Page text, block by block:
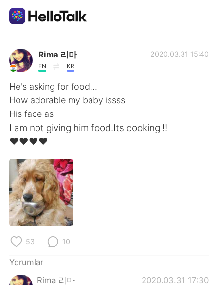
Dil Değişimi Uygulaması
AI Grammar Checker
Türkçe
繁體中文
العربية
Deutsch
한국어
Rima 리마
EN KR
2020.03.31 15:40
He's asking for food...
How adorable my baby issss
His face as
I am not giving him food.Its cooking !!
❤❤❤❤
53 10
Yorumlar
Rima 리마
2020.03.31 17:30